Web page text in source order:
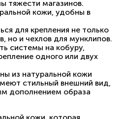
тяжести магазинов.
кожи, удобны в
для крепления не только
но и чехлов для мунклипов.
системы на кобуру,
одного или двух
из натуральной кожи
стильный внешний вид,
дополнением образа